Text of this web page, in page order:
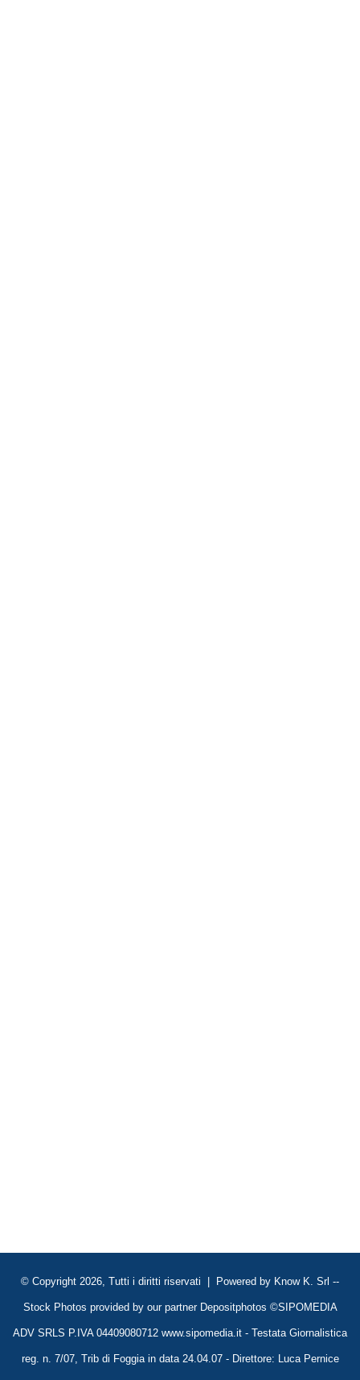
© Copyright 2026, Tutti i diritti riservati | Powered by Know K. Srl --
Stock Photos provided by our partner Depositphotos ©SIPOMEDIA
ADV SRLS P.IVA 04409080712 www.sipomedia.it - Testata Giornalistica
reg. n. 7/07, Trib di Foggia in data 24.04.07 - Direttore: Luca Pernice